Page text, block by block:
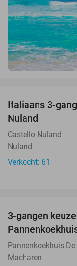
Italiaans 3-
Nuland
Castello Nuland
Nuland
Verkocht: 61
3-gangen
Pannenkoekhuis
Macharen